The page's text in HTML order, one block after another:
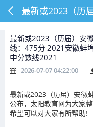
最新或2023（历届）安
线：475分 2021安徽蚌
中分数线2021
2026-07-07 04:22:00
最新或2023（历届）安徽
公布，太阳教育网为大家
希望可以对大家有所帮助!